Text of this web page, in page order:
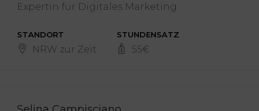
Expertin für Digitales Marketing
STANDORT
NRW zur Zeit
STUNDENSATZ
55€